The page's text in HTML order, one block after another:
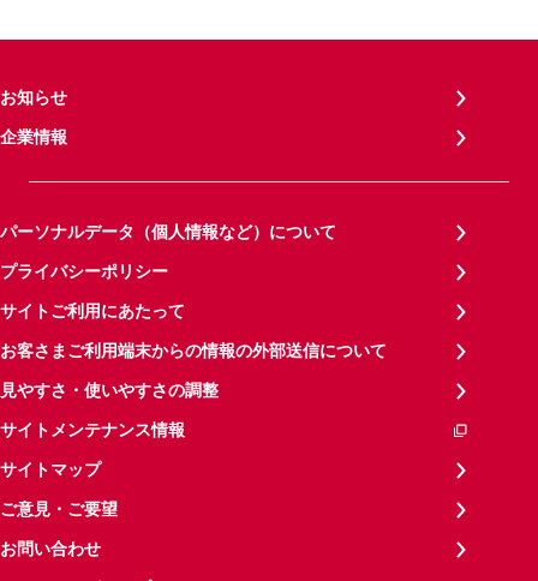
お知らせ
企業情報
パーソナルデータ（個人情報など）について
プライバシーポリシー
サイトご利用にあたって
お客さまご利用端末からの情報の外部送信について
見やすさ・使いやすさの調整
サイトメンテナンス情報
サイトマップ
ご意見・ご要望
お問い合わせ